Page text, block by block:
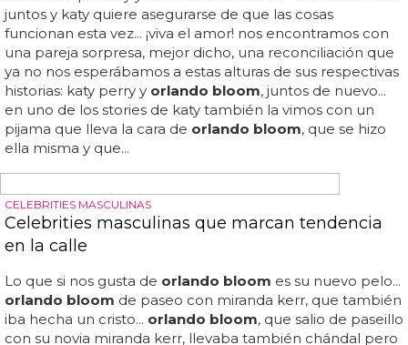
PAREJA SORPRESA
Katy Perry y Orlando Bloom, juntos de nuevo
¡feliz san valentín! katy perry yorlando bloom se han
reconciliado... katy perry comentaba un vídeo deorlando
bloom conduciendo (y estrellando) un coche de fórmula
1 para decirle: "prueba 1: por eso me da miedo cómo
conduces"... una fuente muy cercana a la pareja contaba
a the sun que katy yorlandohan vuelto: "vuelven a estar
juntos y katy quiere asegurarse de que las cosas
funcionan esta vez... ¡viva el amor! nos encontramos con
una pareja sorpresa, mejor dicho, una reconciliación que
ya no nos esperábamos a estas alturas de sus respectivas
en uno de los stories de katy también la vimos con un
pijama que lleva la cara deorlando bloom, que se hizo
ella misma y que...